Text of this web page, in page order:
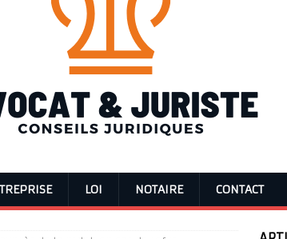
LOI NOTAIRE CONTACT